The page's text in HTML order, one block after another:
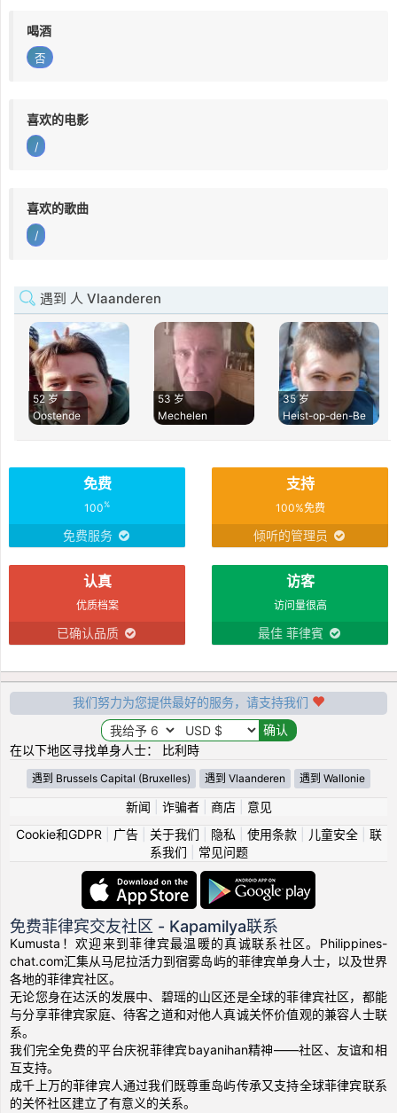
喝酒
否
喜欢的电影
/
喜欢的歌曲
/
遇到 人 Vlaanderen
52 岁
Oostende
53 岁
Mechelen
35 岁
Heist-op-den-Be
免费
100%
免费服务
支持
100%免费
倾听的管理员
认真
优质档案
已确认品质
访客
访问量很高
最佳 菲律賓
我们努力为您提供最好的服务，请支持我们
在以下地区寻找单身人士： 比利時
遇到 Brussels Capital (Bruxelles) 遇到 Vlaanderen 遇到 Wallonie
新闻 诈骗者| 商店| 意见
Cookie和GDPR
广告| 关于我们 隐私 使用条款| 儿童安全| 联
系我们
常见问题
免费菲律宾交友社区 - Kapamilya联系
Kumusta！欢迎来到菲律宾最温暖的真诚联系社区。Philippines-
chat.com汇集从马尼拉活力到宿雾岛屿的菲律宾单身人士，以及世界
各地的菲律宾社区。
无论您身在达沃的发展中、碧瑶的山区还是全球的菲律宾社区，都能
与分享菲律宾家庭、待客之道和对他人真诚关怀价值观的兼容人士联
系。
我们完全免费的平台庆祝菲律宾bayanihan精神——社区、友谊和相
互支持。
成千上万的菲律宾人通过我们既尊重岛屿传承又支持全球菲律宾联系
的关怀社区建立了有意义的关系。